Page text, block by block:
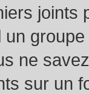
ne
sur un